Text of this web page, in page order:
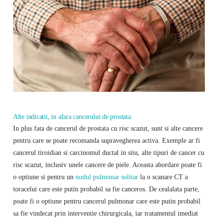
Alte indicatii, in afara cancerului de prostata
In plus fata de cancerul de prostata cu risc scazut, sunt si alte cancere
pentru care se poate recomanda supravegherea activa. Exemple ar fi
cancerul tiroidian si carcinomul ductal in situ, alte tipuri de cancer cu
risc scazut, inclusiv unele cancere de piele. Aceasta abordare poate fi
o optiune si pentru un nodul pulmonar solitarla o scanare CT a
toracelui care este putin probabil sa fie canceros. De cealalata parte,
poate fi o optiune pentru cancerul pulmonar care este putin probabil
sa fie vindecat prin interventie chirurgicala, iar tratamentul imediat